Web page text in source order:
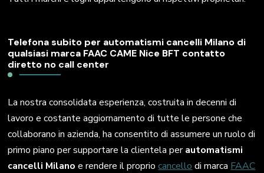
Telefona subito per automatismi cancelli Milano di
qualsiasi marca FAAC CAME Nice BFT contatto
diretto no call center
La nostra consolidata esperienza, costruita in decenni di
lavoro e costante aggiornamento di tutte le persone che
collaborano in azienda, ha consentito di assumere un ruolo di
primo piano per supportare la clientela perautomatismi
cancelli Milano e rendere il propriocancello di marca FAAC